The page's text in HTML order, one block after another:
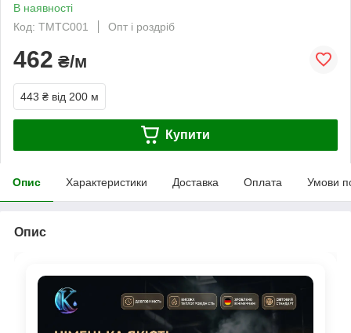
В наявності
Код: ТМТС001
Опт і роздріб
462 ₴/м
443 ₴ від 200 м
Купити
Опис Характеристики Доставка Оплата Умови
Опис